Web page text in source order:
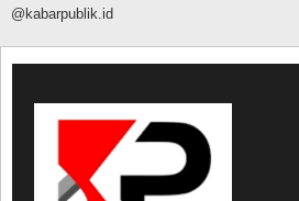
@kabarpublik.id